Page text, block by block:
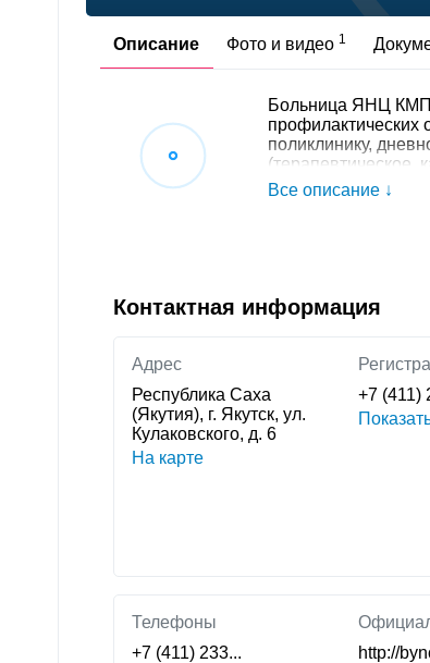
Описание Фото и видео 1
Больница ЯНЦ КМП
профилактических
поликлинику,
(терапевтическое,
Больница ЯНЦ КМП
форм
диагностики,
соответствии с
медицинской
Все описание ↓
Контактная информация
Адрес
Республика Саха
(Якутия), г. Якутск, ул.
Кулаковского, д. 6
На карте
+7 (411)
Телефоны
+7 (411) 233...
http://